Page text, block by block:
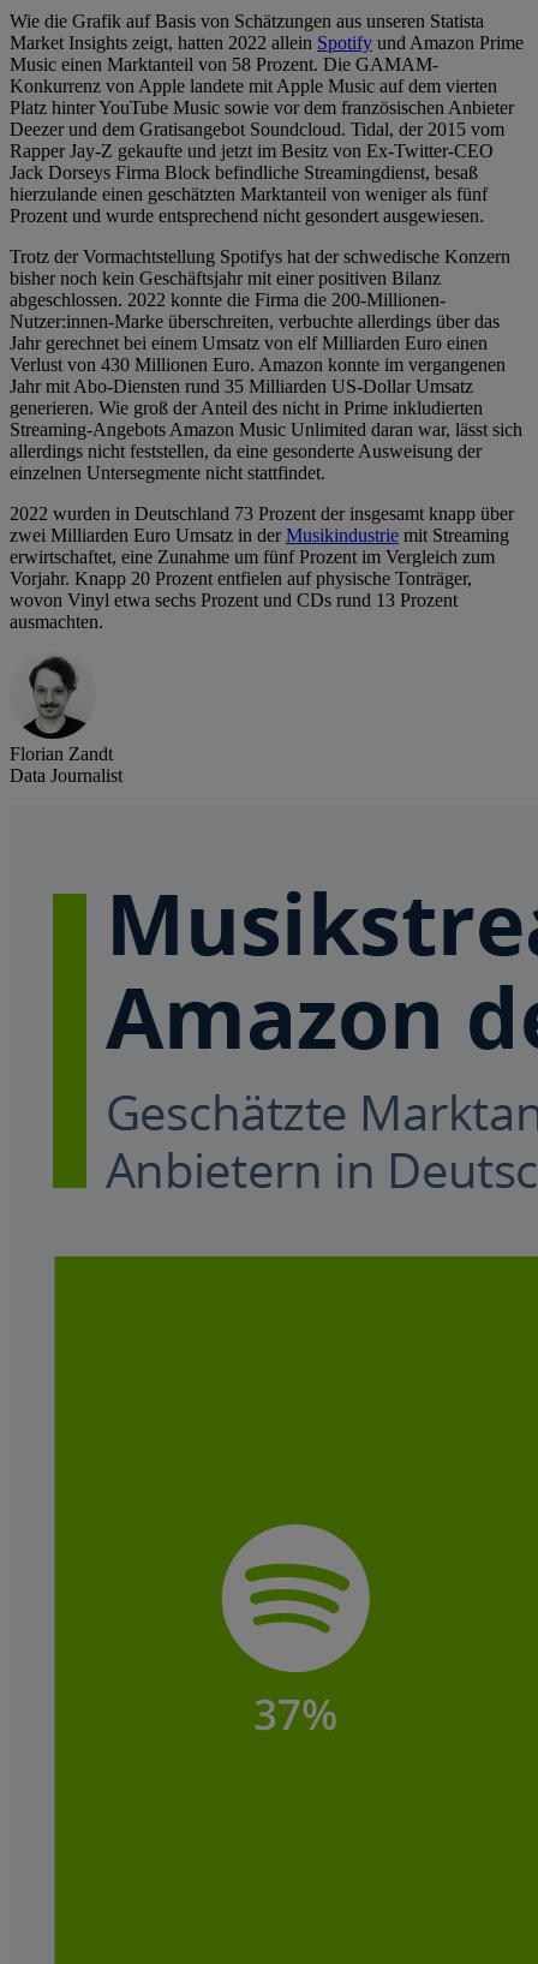
Wie die Grafik auf Basis von Schätzungen aus unseren Statista
Market Insights zeigt, hatten 2022 allein Spotify und Amazon Prime
Music einen Marktanteil von 58 Prozent. Die GAMAM-
Konkurrenz von Apple landete mit Apple Music auf dem vierten
Platz hinter YouTube Music sowie vor dem französischen Anbieter
Deezer und dem Gratisangebot Soundcloud. Tidal, der 2015 vom
Rapper Jay-Z gekaufte und jetzt im Besitz von Ex-Twitter-CEO
Jack Dorseys Firma Block befindliche Streamingdienst, besaß
hierzulande einen geschätzten Marktanteil von weniger als fünf
Prozent und wurde entsprechend nicht gesondert ausgewiesen.
Trotz der Vormachtstellung Spotifys hat der schwedische Konzern
bisher noch kein Geschäftsjahr mit einer positiven Bilanz
abgeschlossen. 2022 konnte die Firma die 200-Millionen-
Nutzer:innen-Marke überschreiten, verbuchte allerdings über das
Jahr gerechnet bei einem Umsatz von elf Milliarden Euro einen
Verlust von 430 Millionen Euro. Amazon konnte im vergangenen
Jahr mit Abo-Diensten rund 35 Milliarden US-Dollar Umsatz
generieren. Wie groß der Anteil des nicht in Prime inkludierten
Streaming-Angebots Amazon Music Unlimited daran war, lässt sich
allerdings nicht feststellen, da eine gesonderte Ausweisung der
einzelnen Untersegmente nicht stattfindet.
2022 wurden in Deutschland 73 Prozent der insgesamt knapp über
zwei Milliarden Euro Umsatz in derMusikindustrie mit Streaming
erwirtschaftet, eine Zunahme um fünf Prozent im Vergleich zum
Vorjahr. Knapp 20 Prozent entfielen auf physische Tonträger,
wovon Vinyl etwa sechs Prozent und CDs rund 13 Prozent
ausmachten.
Florian Zandt
Data Journalist